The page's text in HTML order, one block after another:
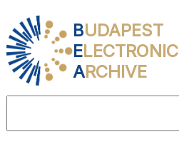
BUDAPEST
ELECTRONIC
ARCHIVE